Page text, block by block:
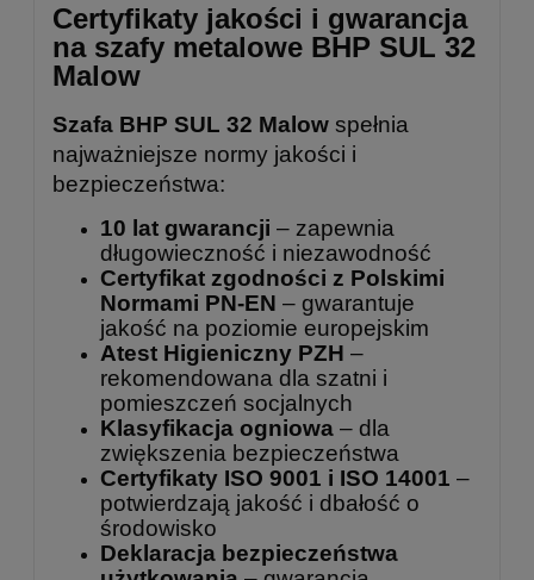
Certyfikaty jakości i gwarancja
na szafy metalowe BHP SUL 32
Malow
Szafa BHP SUL 32 Malow spełnia
najważniejsze normy jakości i
bezpieczeństwa:
10 lat gwarancji – zapewnia
długowieczność i niezawodność
Certyfikat zgodności z Polskimi
Normami PN-EN – gwarantuje
jakość na poziomie europejskim
Atest Higieniczny PZH –
rekomendowana dla szatni i
pomieszczeń socjalnych
Klasyfikacja ogniowa – dla
zwiększenia bezpieczeństwa
Certyfikaty ISO 9001 i ISO 14001 –
potwierdzają jakość i dbałość o
środowisko
Deklaracja bezpieczeństwa